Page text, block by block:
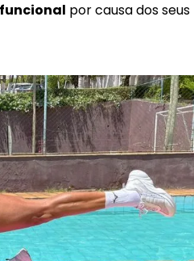
por causa dos